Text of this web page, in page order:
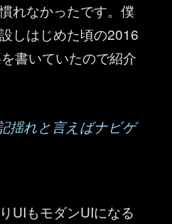
れなかったです。僕
しはじめた頃の2016
書いていたので紹介
揺れと言えばナビゲ
UIもモダンUIになる